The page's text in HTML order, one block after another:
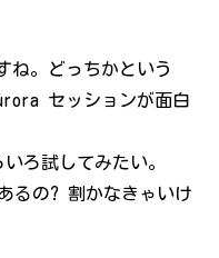
ね。どっちかという
セッションが面白
ろ試してみたい。
るの? 割かなきゃいけ